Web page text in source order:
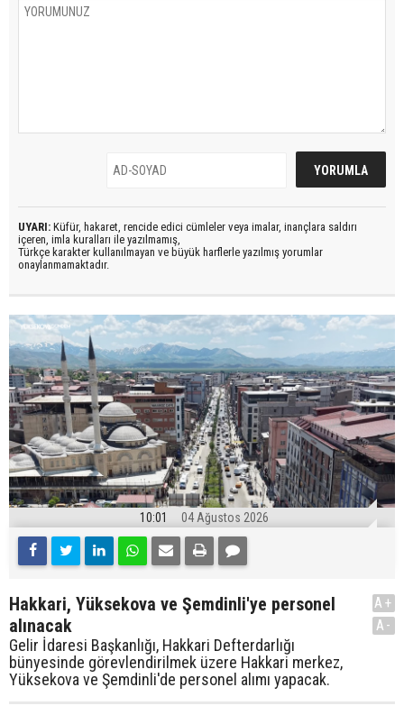
UYARI: Küfür, hakaret, rencide edici cümleler veya imalar, inançlara saldırı
içeren, imla kuralları ile yazılmamış,
Türkçe karakter kullanılmayan ve büyük harflerle yazılmış yorumlar
onaylanmamaktadır.
10:01 04 Ağustos 2026
Hakkari, Yüksekova ve Şemdinli'ye personel
alınacak
Gelir İdaresi Başkanlığı, Hakkari Defterdarlığı
bünyesinde görevlendirilmek üzere Hakkari merkez,
Yüksekova ve Şemdinli'de personel alımı yapacak.
A+
A-